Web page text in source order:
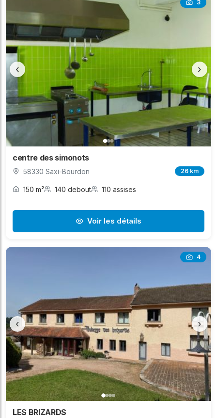
3
‹ ›
centre des simonots
58330 Saxi-Bourdon 26 km
150 m² 140 debout 110 assises
Voir les détails
4
‹ ›
LES BRIZARDS